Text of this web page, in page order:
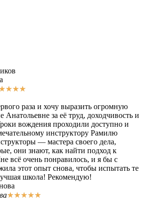
★★★
раза и хочу выразить огромную
Анатольевне за её труд, доходчивость и
вождения проходили доступно и
инструктору Рамилю
— мастера своего дела,
они знают, как найти подход к
всё очень понравилось, и я бы с
этот опыт снова, чтобы испытать те
школа! Рекомендую!
★★★★★